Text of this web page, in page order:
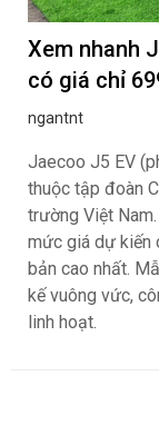
Xem nhanh
có giá chỉ
ngantnt
Jaecoo J5 EV
thuộc tập đoàn
trường Việt
mức giá dự kiến
bản cao nhất.
kế vuông vức,
linh hoạt.